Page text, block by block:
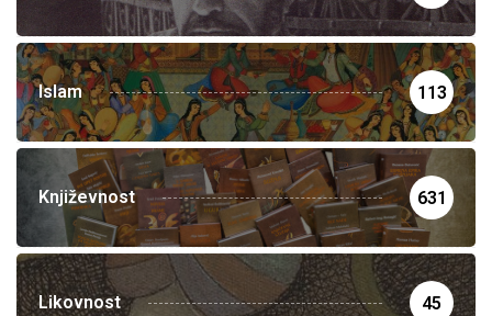
Islam 113
Književnost 631
Likovnost 45